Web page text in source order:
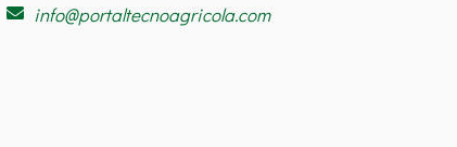
info@portaltecnoagricola.com